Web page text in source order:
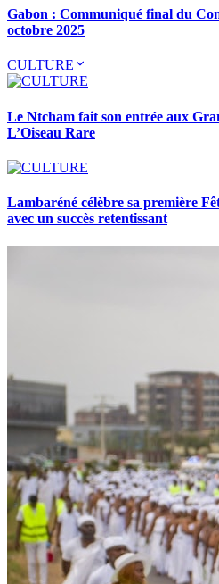
Gabon : Communiqué final du
octobre 2025
CULTURE
Le Ntcham fait son entrée aux
L’Oiseau Rare
Lambaréné célèbre sa première
avec un succès retentissant